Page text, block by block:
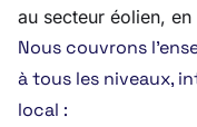
au secteur éolien, en
Nous couvrons
à tous les niveaux,
local :